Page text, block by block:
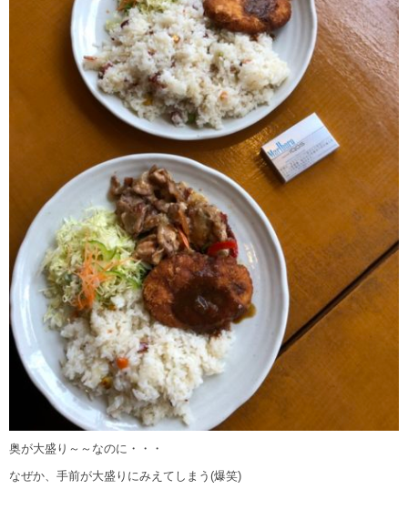
奥が大盛り～～なのに・・・
なぜか、手前が大盛りにみえてしまう(爆笑)